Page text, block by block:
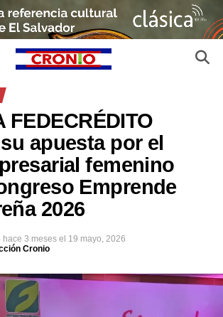
FEDECRÉDITO
apuesta por el
femenino
Emprende
2026
hace 3 meses el 19 mayo, 2026
Cronio